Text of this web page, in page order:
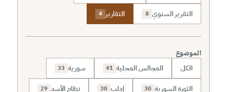
التقرير السنوي 8 التقارير 4
الموضوع
الكل المجالس المحلية 41 سورية 33
الثورة السورية 30 إدلب 30 نظام الأسد 29